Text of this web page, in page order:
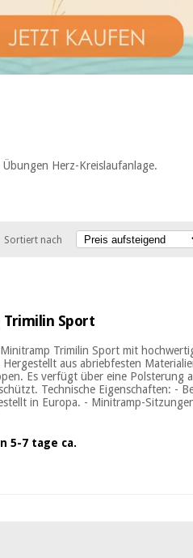
Herz-Kreislaufanlage.
Sortiert nach
Sport
Trimilin Sport mit
aus abriebfesten
Es verfügt über eine Polsterung
Technische Eigenschaften: -
in Europa. - Minitramp-
5-7 tage ca.